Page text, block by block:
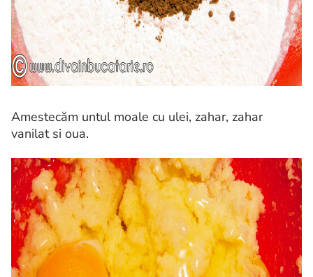
Amestecăm untul moale cu ulei, zahar, zahar
vanilat si oua.